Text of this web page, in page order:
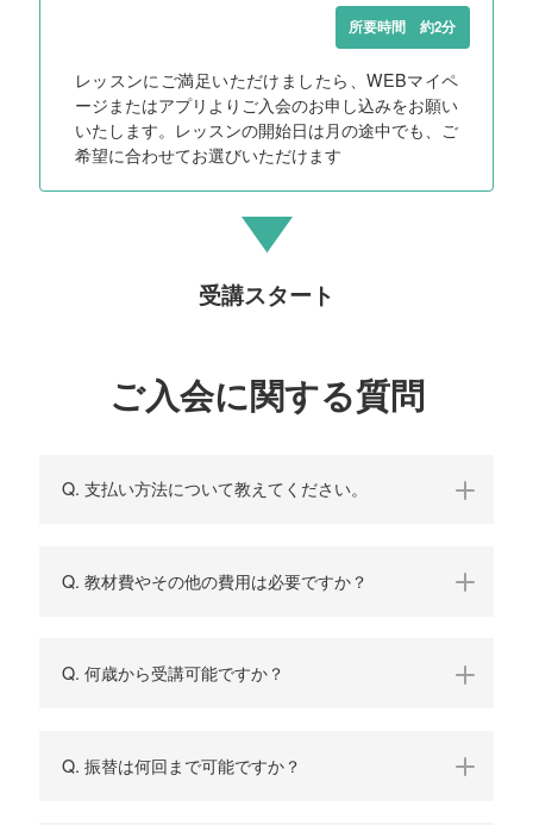
所要時間 約2分
レッスンにご満足いただけましたら、WEBマイペ
ージまたはアプリよりご入会のお申し込みをお願い
いたします。レッスンの開始日は月の途中でも、ご
希望に合わせてお選びいただけます
受講スタート
ご入会に関する質問
Q. 支払い方法について教えてください。
Q. 教材費やその他の費用は必要ですか？
Q. 何歳から受講可能ですか？
Q. 振替は何回まで可能ですか？